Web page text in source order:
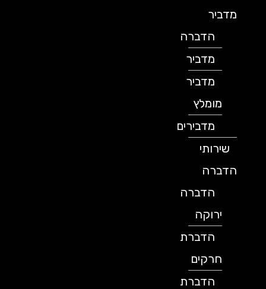
מדביר
הדברה
מדביר
מדביר
מומלץ
מדבירים
שירותי
הדברה
הדברה
ירוקה
הדברת
חרקים
הדברת